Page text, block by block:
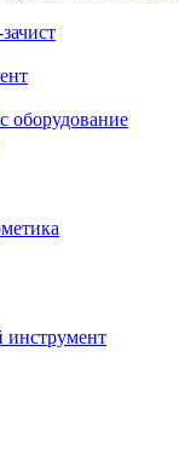
оборудование